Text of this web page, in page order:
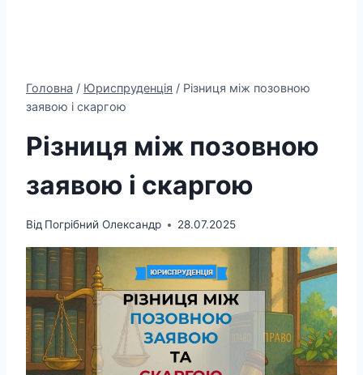
Головна / Юриспруденція / Різниця між позовною
заявою і скаргою
Різниця між позовною
заявою і скаргою
Від Погрібний Олександр 28.07.2025